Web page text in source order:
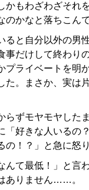
かもわざわざそれ
のかなと落ちこん
ると自分以外の男
事だけして終わり
プライベートを明
た。まさか、実は
らずモヤモヤした
「好きな人いるの
の！？」と急に怒
んて最低！」と言
ありません……。